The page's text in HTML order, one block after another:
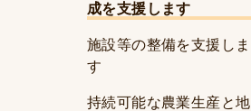
成を支援します
施設等の整備を支援しま
す
持続可能な農業生産と地